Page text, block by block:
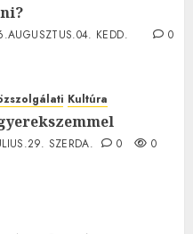
KEDD.
0
Kultúra
SZERDA. 0 0